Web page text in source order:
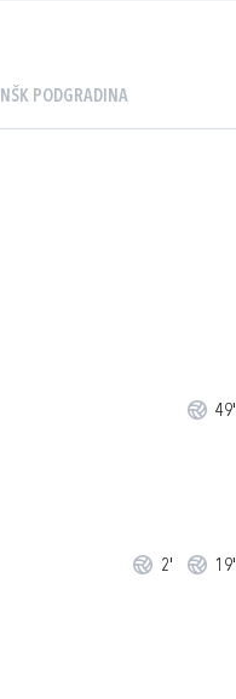
NŠK PODGRADINA
49'
2' 19'